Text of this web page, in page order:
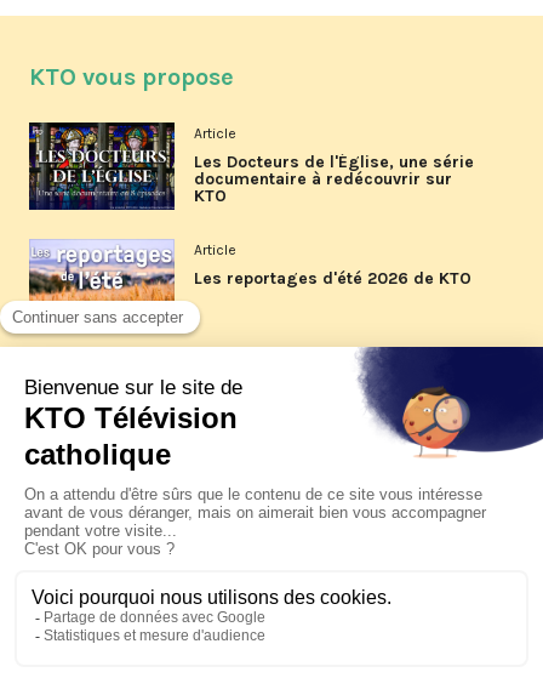
KTO vous propose
Article
Les Docteurs de l'Église, une série
documentaire à redécouvrir sur
KTO
Article
Les reportages d'été 2026 de KTO
La visite pastorale du pape Léon
XIV à Assise à suivre sur KTO le
jeudi 6 août
Le pape en Uruguay, Argentine et
Pérou du 6 au 17 novembre 2026
© KTO 2026 —Contact